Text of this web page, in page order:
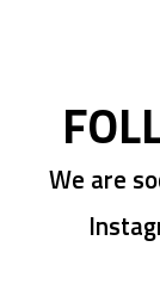
We are